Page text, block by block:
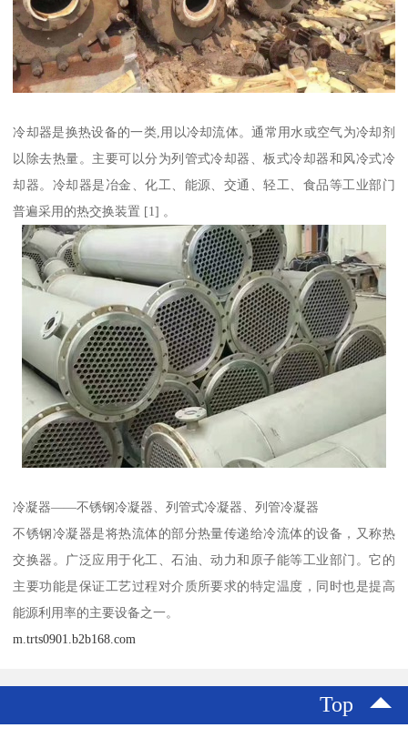
冷却器是换热设备的一类,用以冷却流体。通常用水或空气为冷却剂
以除去热量。主要可以分为列管式冷却器、板式冷却器和风冷式冷
却器。冷却器是冶金、化工、能源、交通、轻工、食品等工业部门
普遍采用的热交换装置 [1] 。
冷凝器——不锈钢冷凝器、列管式冷凝器、列管冷凝器
不锈钢冷凝器是将热流体的部分热量传递给冷流体的设备，又称热
交换器。广泛应用于化工、石油、动力和原子能等工业部门。它的
主要功能是保证工艺过程对介质所要求的特定温度，同时也是提高
能源利用率的主要设备之一。
m.trts0901.b2b168.com
Top